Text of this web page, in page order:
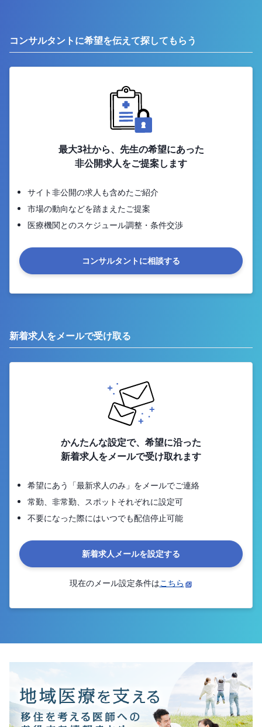
コンサルタントに希望を伝えて探してもらう
最大3社から、先生の希望にあった
非公開求人をご提案します
サイト非公開の求人も含めたご紹介
市場の動向などを踏まえたご提案
医療機関とのスケジュール調整・条件交渉
コンサルタントに相談する
新着求人をメールで受け取る
かんたんな設定で、希望に沿った
新着求人をメールで受け取れます
希望にあう「最新求人のみ」をメールでご連絡
常勤、非常勤、スポットそれぞれに設定可
不要になった際にはいつでも配信停止可能
新着求人メールを設定する
現在のメール設定条件はこちら